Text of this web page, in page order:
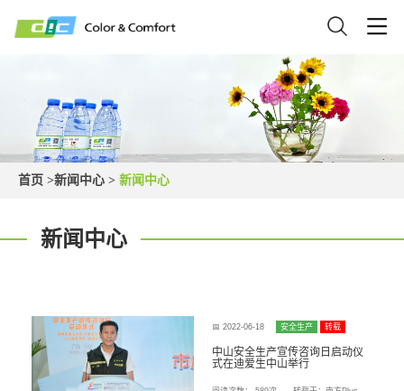
人力资源
关于
我们
关于DIC
念
发展历
程
公司荣
誉
新闻
中心
公司新
闻 产
绿色发
展
校企合
作
产品
中心
树脂产
品 品
人力
资源
公司福
利 聘
唯美生
活
产品
资料
通知公
告 料
首页 >新闻中心 > 新闻中心
新闻中心
📅 2022-06-18 安全生产 转载
中山安全生产宣传咨询日启动仪
式在迪爱生中山举行